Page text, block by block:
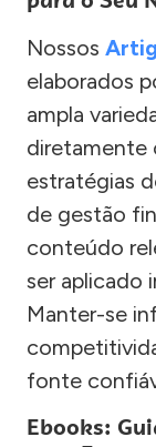
Nossos
elaborados
ampla
diretamente
estratégias
de gestão
conteúdo
ser aplicado
Manter-se
fonte
Ebooks: